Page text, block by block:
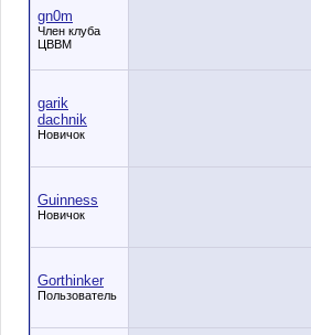
gn0m
Член клуба
ЦВВМ
garik
dachnik
Новичок
Guinness
Новичок
Gorthinker
Пользователь